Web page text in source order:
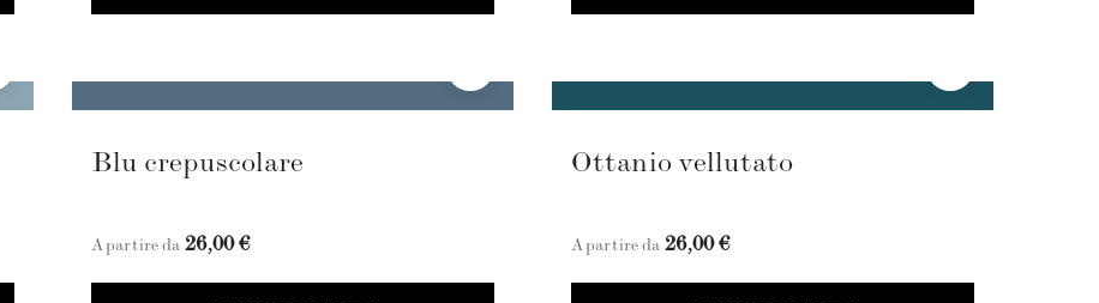
Blu crepuscolare
A partire da 26,00 €
Ottanio vellutato
A partire da 26,00 €